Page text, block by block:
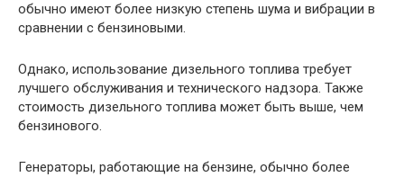
обычно имеют более низкую степень шума и вибрации в
сравнении с бензиновыми.
Однако, использование дизельного топлива требует
лучшего обслуживания и технического надзора. Также
стоимость дизельного топлива может быть выше, чем
бензинового.
Генераторы, работающие на бензине, обычно более